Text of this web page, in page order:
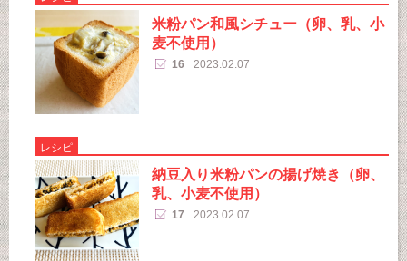
米粉パン和風シチュー（卵、乳、小
麦不使用）
16 2023.02.07
レシピ
納豆入り米粉パンの揚げ焼き（卵、
乳、小麦不使用）
17 2023.02.07